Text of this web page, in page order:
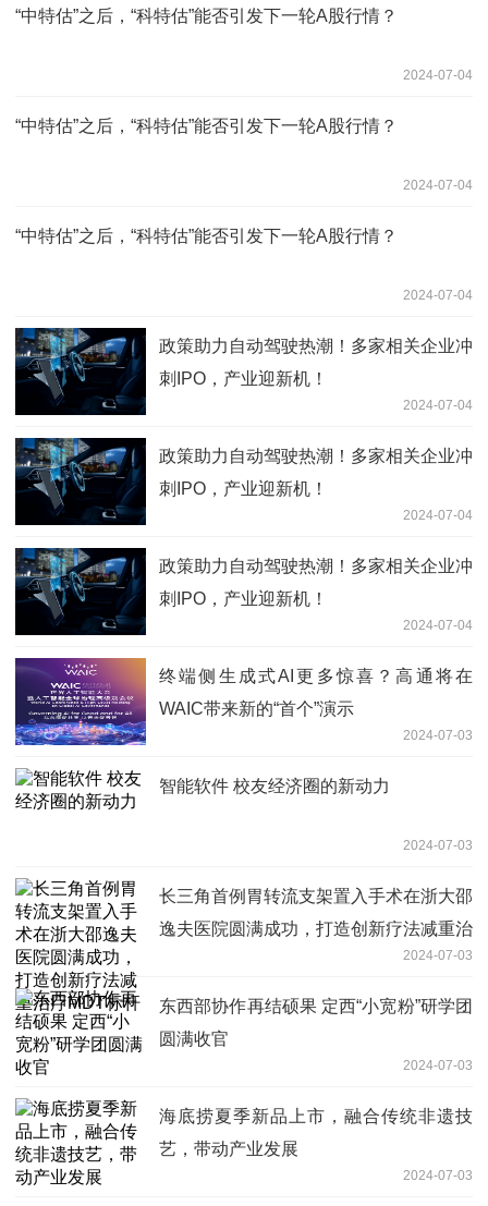
“中特估”之后，“科特估”能否引发下一轮A股行情？
2024-07-04
“中特估”之后，“科特估”能否引发下一轮A股行情？
2024-07-04
“中特估”之后，“科特估”能否引发下一轮A股行情？
2024-07-04
政策助力自动驾驶热潮！多家相关企业冲
刺IPO，产业迎新机！
2024-07-04
政策助力自动驾驶热潮！多家相关企业冲
刺IPO，产业迎新机！
2024-07-04
政策助力自动驾驶热潮！多家相关企业冲
刺IPO，产业迎新机！
2024-07-04
终端侧生成式AI更多惊喜？高通将在
WAIC带来新的“首个”演示
2024-07-03
智能软件 校友经济圈的新动力
2024-07-03
长三角首例胃转流支架置入手术在浙大邵
逸夫医院圆满成功，打造创新疗法减重治
2024-07-03
东西部协作再结硕果 定西“小宽粉”研学团
圆满收官
2024-07-03
海底捞夏季新品上市，融合传统非遗技
艺，带动产业发展
2024-07-03